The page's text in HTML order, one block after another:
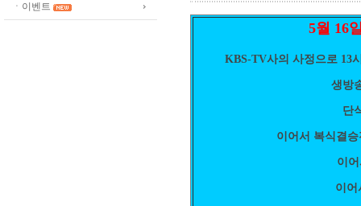
ㆍ이벤트
5월 16
KBS-TV사의 사정으로 13
생방
단
이어서 복식결
이
이어